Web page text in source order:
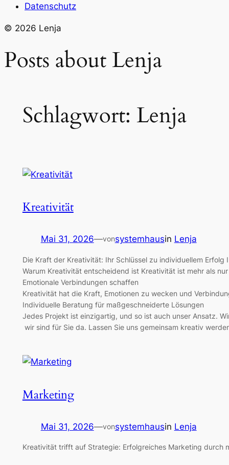
Datenschutz
© 2026 Lenja
Posts about Lenja
Schlagwort: Lenja
Kreativität
Mai 31, 2026—vonsystemhausin Lenja
Die Kraft der Kreativität: Ihr Schlüssel zu individuellem
Warum Kreativität entscheidend ist Kreativität ist mehr als
Emotionale Verbindungen schaffen
Kreativität hat die Kraft, Emotionen zu wecken und
Individuelle Beratung für maßgeschneiderte Lösungen
Jedes Projekt ist einzigartig, und so ist auch unser Ansatz.
wir sind für Sie da. Lassen Sie uns gemeinsam kreativ
Marketing
Mai 31, 2026—vonsystemhausin Lenja
Kreativität trifft auf Strategie: Erfolgreiches Marketing durch